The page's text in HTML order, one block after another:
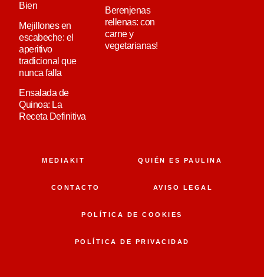
Bien
Mejillones en
escabeche: el
aperitivo
tradicional que
nunca falla
Ensalada de
Quinoa: La
Receta Definitiva
Berenjenas
rellenas: con
carne y
vegetarianas!
MEDIAKIT QUIÉN ES PAULINA
CONTACTO AVISO LEGAL
POLÍTICA DE COOKIES
POLÍTICA DE PRIVACIDAD